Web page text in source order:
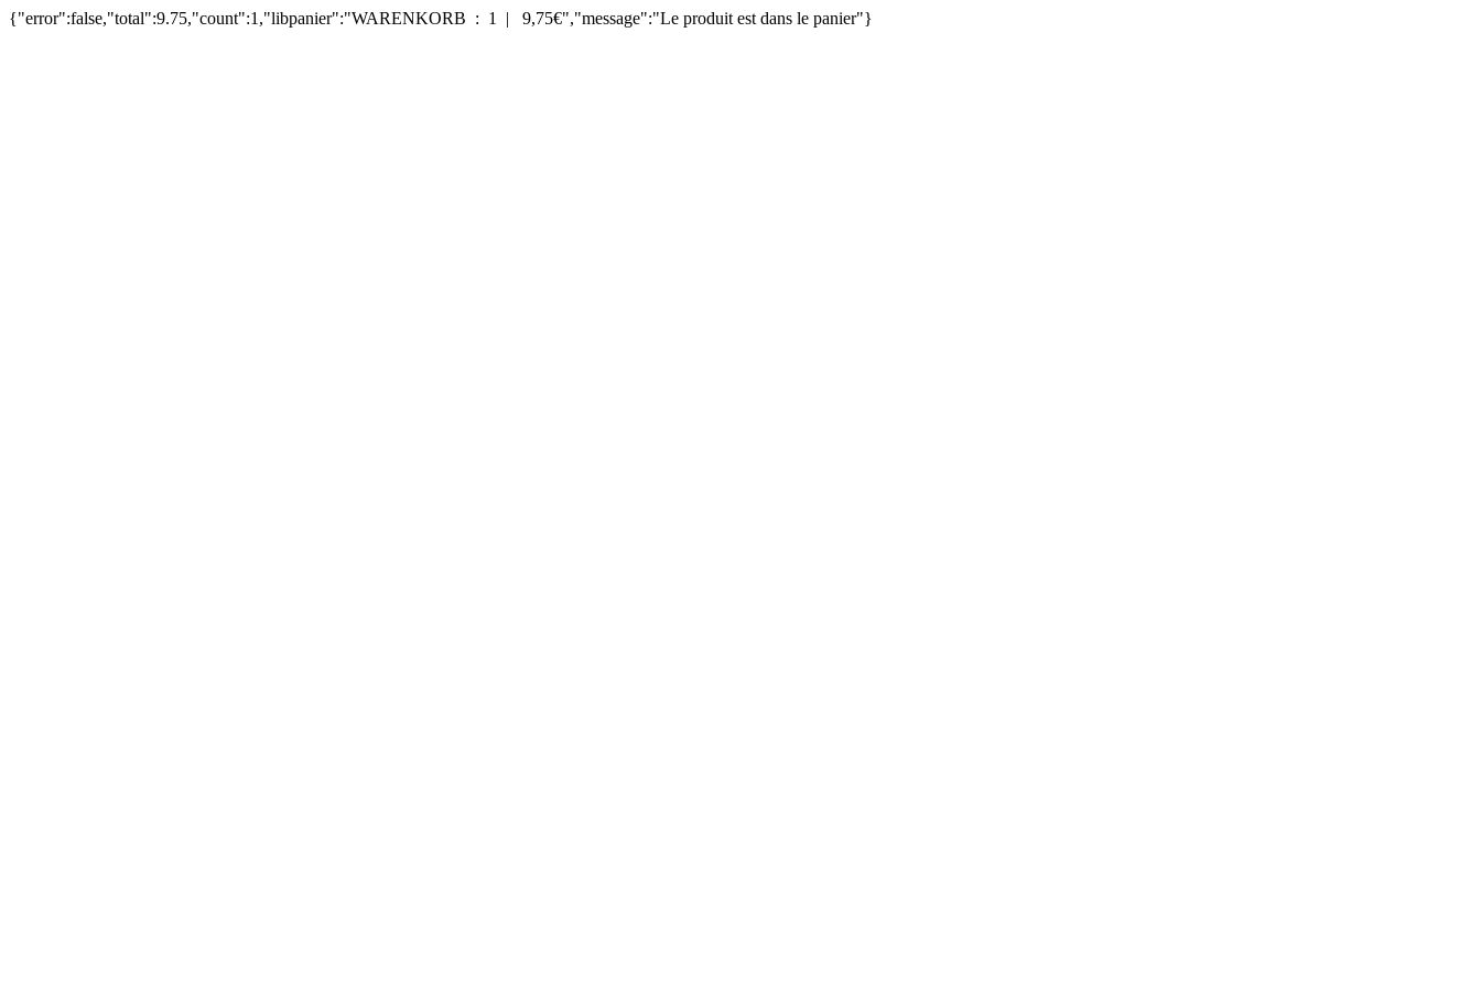
{"error":false,"total":9.75,"count":1,"libpanier":"WARENKORB : 1 | 9,75€","message":"Le produit est dans le panier"}